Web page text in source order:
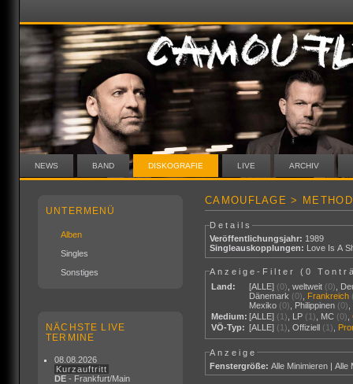
NEWS BAND DISKOGRAFIE LIVE ARCHIV
UNTERMENÜ
Alben
Singles
Sonstiges
NÄCHSTE LIVE
TERMINE
08.08.2026
Kurzauftritt
DE - Frankfurt/Main
CAMOUFLAGE >
Details
Veröffentlichungsjahr: 1989
Singleauskopplungen: Love Is A
Anzeige-Filter (0
Land:
[ALLE] (0) ,weltweit (0)
Dänemark (0) Frankreich
Mexiko (0) Philippinen (0)
Medium: [ALLE] (1) LP (1) MC (0) ,
VÖ-Typ: [ALLE] (1) ,Offiziell (1)
Anzeige
Fenstergröße: Alle Minimieren |Alle